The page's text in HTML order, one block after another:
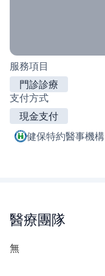
服務項目
門診診療
支付方式
現金支付
健保特約醫事機構
醫療團隊
無